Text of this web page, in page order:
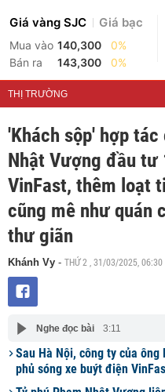
Giá vàng SJC Giá bạc
Mua vào 140,300
0%
Bán ra
143,300 0%
THỊ TRƯỜNG
'Khách sộp' hợp
Nhật Vượng đầu
VinFast, thêm loạt
cũng mê như quán
thư giãn
Khánh Vy - THỨ 2 , 31/03/2025, 06:30
Nghe đọc bài 3:11
Sau Hà Nội, công ty của ông
phủ sóng xe buýt điện